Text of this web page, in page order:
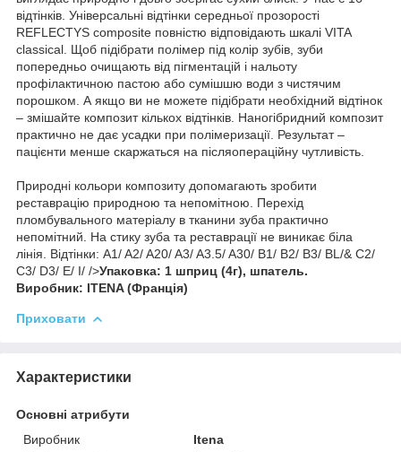
відтінків. Універсальні відтінки середньої прозорості
REFLECTYS composite повністю відповідають шкалі VITA
classical. Щоб підібрати полімер під колір зубів, зуби
попередньо очищають від пігментацій і нальоту
профілактичною пастою або сумішшю води з чистячим
порошком. А якщо ви не можете підібрати необхідний відтінок
– змішайте композит кількох відтінків. Наногібридний композит
практично не дає усадки при полімеризації. Результат –
пацієнти менше скаржаться на післяопераційну чутливість.
Природні кольори композиту допомагають зробити
реставрацію природною та непомітною. Перехід
пломбувального матеріалу в тканини зуба практично
непомітний. На стику зуба та реставрації не виникає біла
лінія. Відтінки: A1/ A2/ A20/ A3/ A3.5/ A30/ B1/ B2/ B3/ BL/& C2/
C3/ D3/ E/ I/ />Упаковка: 1 шприц (4г), шпатель.
Виробник: ITENA (Франція)
Приховати
Характеристики
Основні атрибути
Виробник
Itena